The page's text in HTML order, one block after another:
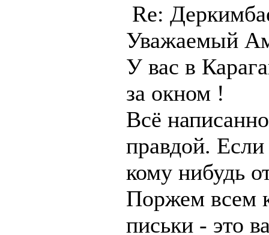
Re:
Уважаемый
У вас в
за окном !
Всё
правдой.
кому нибудь
Поржем всем
письки - это